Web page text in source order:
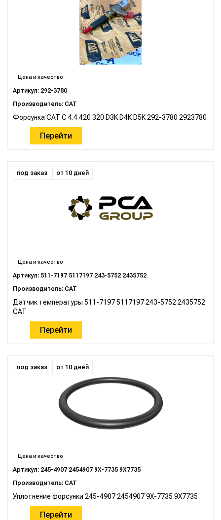
Цена и качество
Артикул: 292-3780
Производитель: CAT
Форсунка CAT C 4.4 420 320 D3K D4K D5K 292-3780 2923780
Перейти
под заказ от 10 дней
Цена и качество
Артикул: 511-7197 5117197 243-5752 2435752
Производитель: CAT
Датчик температуры 511-7197 5117197 243-5752 2435752
CAT
Перейти
под заказ от 10 дней
Цена и качество
Артикул: 245-4907 2454907 9X-7735 9X7735
Производитель: CAT
Уплотнение форсунки 245-4907 2454907 9X-7735 9X7735
Перейти